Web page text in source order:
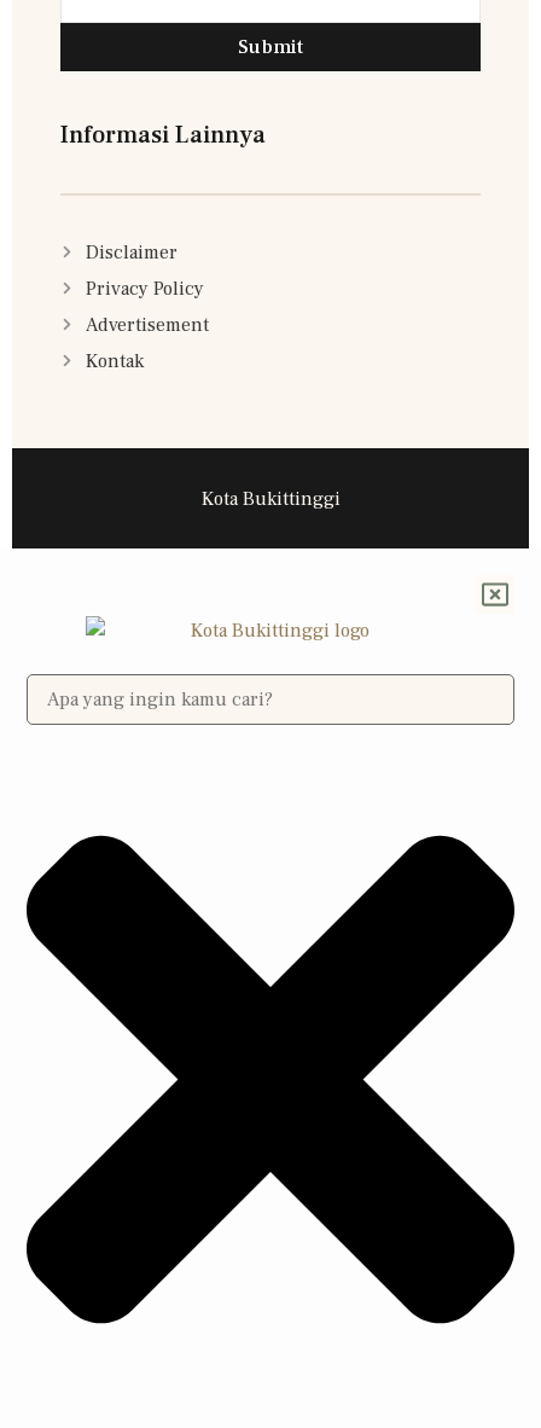
Submit
Informasi Lainnya
Disclaimer
Privacy Policy
Advertisement
Kontak
Kota Bukittinggi